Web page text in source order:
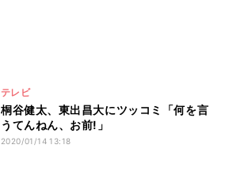
テレビ
桐谷健太、東出昌大にツッコミ「何を言
うてんねん、お前!」
2020/01/14 13:18